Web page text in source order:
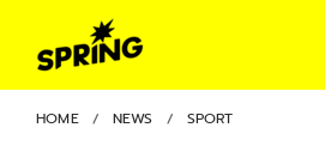
HOME NEWS SPORT